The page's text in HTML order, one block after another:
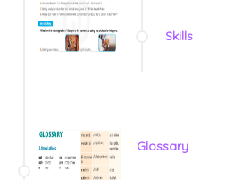
Skills
Glossary